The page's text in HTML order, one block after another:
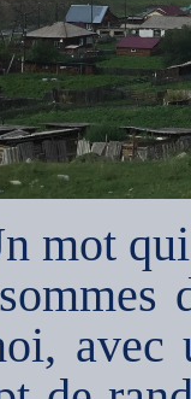
mot
avec